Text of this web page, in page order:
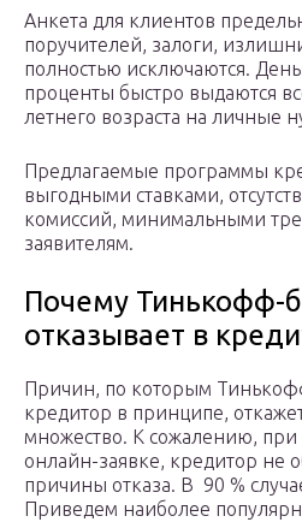
Анкета для клиентов
поручителей, залоги,
полностью исключаются.
проценты быстро выдаются
летнего возраста на личные
Предлагаемые программы
выгодными ставками,
комиссий, минимальными
заявителям.
Почему Тинькофф-
отказывает в
Причин, по которым
кредитор в принципе,
множество. К сожалению, при
онлайн-заявке, кредитор не
причины отказа. В 90 %
Приведем наиболее